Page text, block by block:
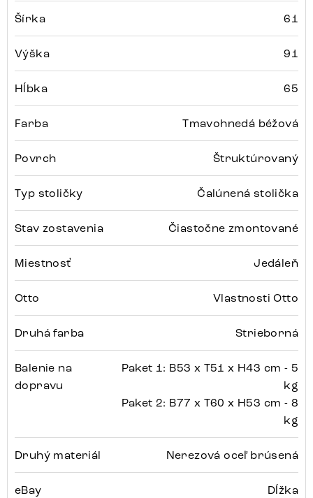
Šírka 61
Výška 91
Hĺbka 65
Farba Tmavohnedá béžová
Povrch Štruktúrovaný
Typ stoličky Čalúnená stolička
Stav zostavenia Čiastočne zmontované
Miestnosť Jedáleň
Otto Vlastnosti Otto
Druhá farba Strieborná
Balenie na
dopravu
Paket 1: B53 x T51 x H43 cm - 5
kg
Paket 2: B77 x T60 x H53 cm - 8
kg
Druhý materiál Nerezová oceľ brúsená
eBay Dĺžka